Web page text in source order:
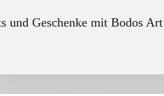
und Geschenke mit Bodos